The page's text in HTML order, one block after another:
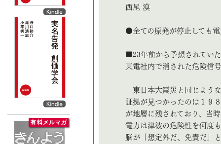
西尾 漠
●全ての原発が停止しても
■23年前から予想されてい
東電社内で消された危険信号
東日本大震災と同じよう
証拠が見つかったのは１９
が地層に残されており、当
電力は津波の危険性を何度
脳が「想定外だ、免責だ」